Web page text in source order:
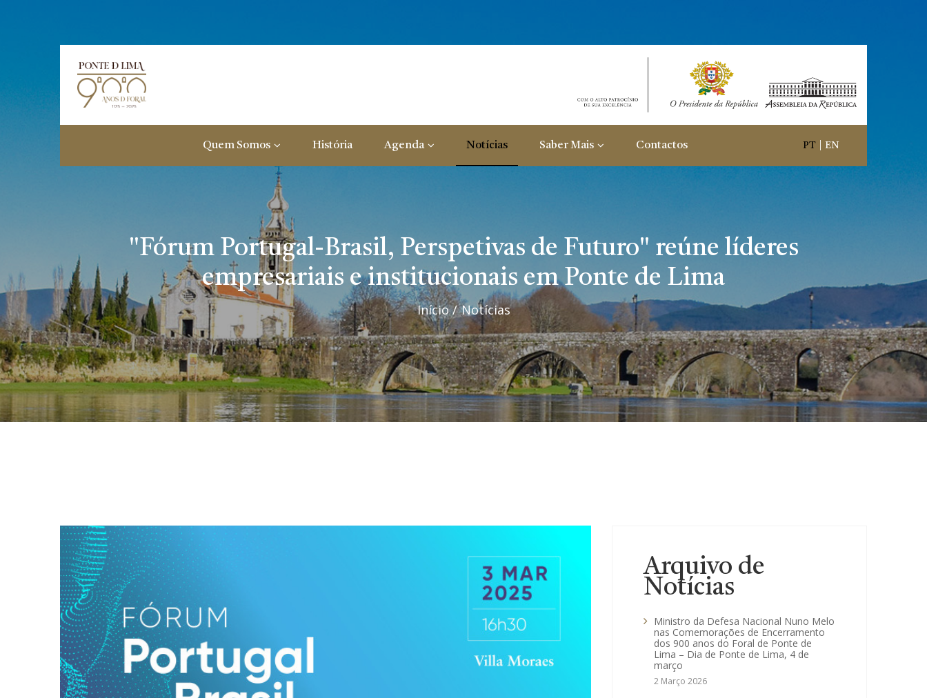
PT EN
Quem Somos História Agenda Notícias Saber Mais Contactos
"Fórum Portugal-Brasil, Perspetivas de Futuro" reúne líderes
empresariais e institucionais em Ponte de Lima
Início Notícias
Arquivo de
Notícias
Ministro da Defesa Nacional Nuno Melo
nas Comemorações de Encerramento
dos 900 anos do Foral de Ponte de
Lima – Dia de Ponte de Lima, 4 de
março
2 Março 2026